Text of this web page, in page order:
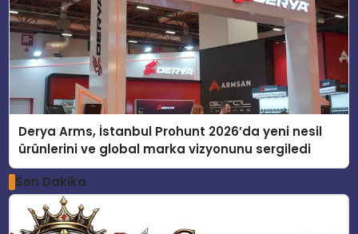
Derya Arms, İstanbul Prohunt 2026’da yeni nesil
ürünlerini ve global marka vizyonunu sergiledi
Son Dakika